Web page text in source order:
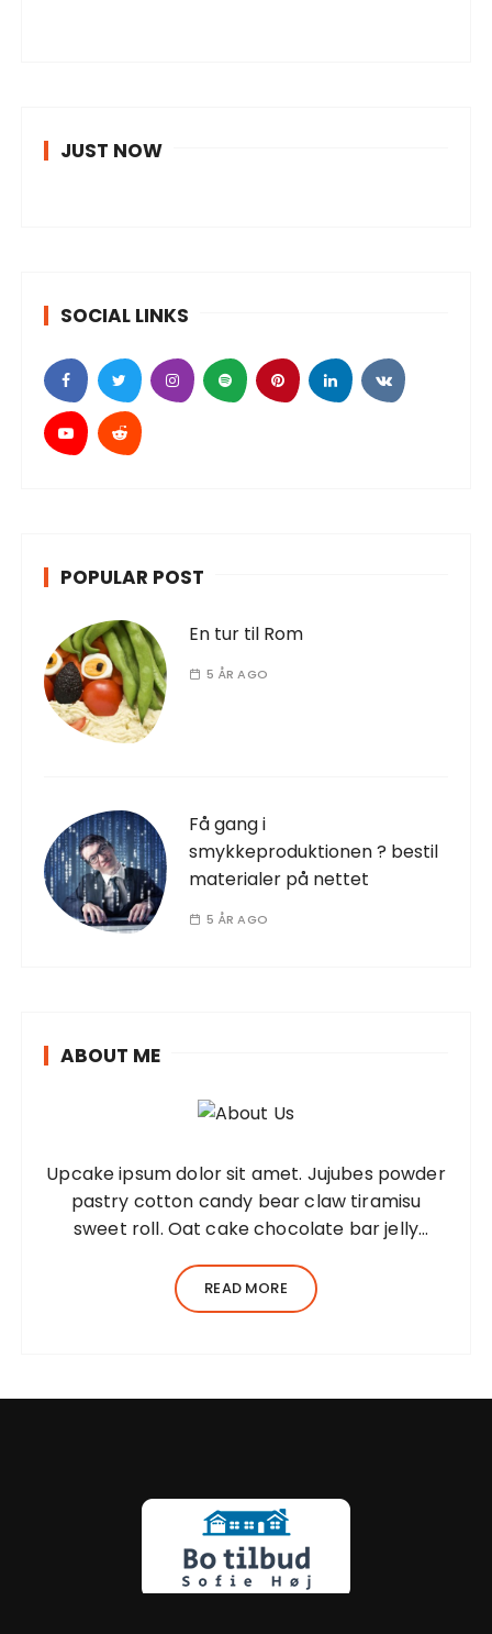
JUST NOW
SOCIAL LINKS
POPULAR POST
En tur til Rom
5 ÅR AGO
Få gang i
smykkeproduktionen ? bestil
materialer på nettet
5 ÅR AGO
ABOUT ME
Upcake ipsum dolor sit amet. Jujubes powder
pastry cotton candy bear claw tiramisu
sweet roll. Oat cake chocolate bar jelly
adipiscing elit, sed do eiusmod tempor
incididunt ut…
READ MORE